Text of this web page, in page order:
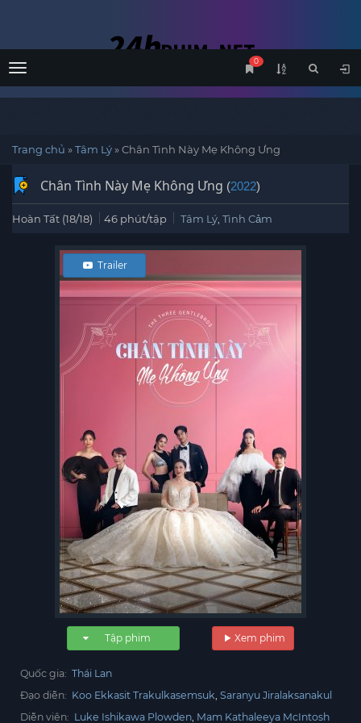
Menu
0
Trang chủ »Tâm Lý»Chân Tình Này Mẹ Không Ưng
Chân Tình Này Mẹ Không Ưng (2022)
Hoàn Tất (18/18) 46 phút/tập Tâm Lý Tình Cảm
Xem phim
Trailer
Tập phim
Quốc gia: Thái Lan
Đạo diễn: Koo Ekkasit Trakulkasemsuk Saranyu Jiralaksanakul
Diễn viên: Luke Ishikawa Plowden Mam Kathaleeya McIntosh